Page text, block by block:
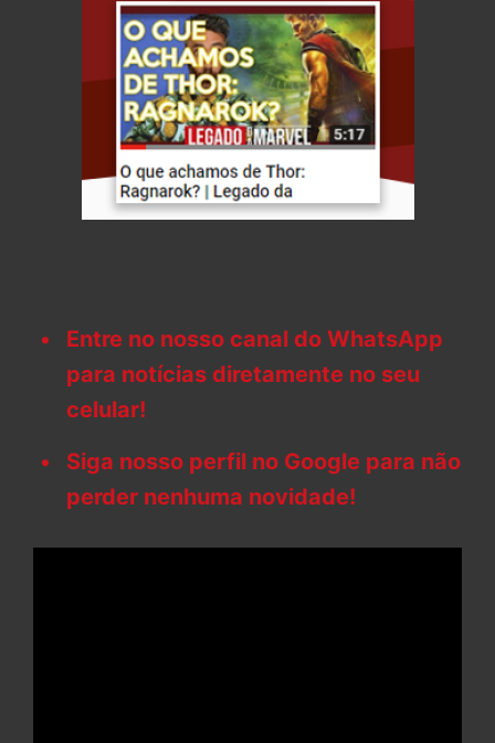
Entre no nosso canal do WhatsApp
para notícias diretamente no seu
celular!
Siga nosso perfil no Google para não
perder nenhuma novidade!